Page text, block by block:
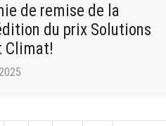
de remise de la
du prix Solutions
Climat!